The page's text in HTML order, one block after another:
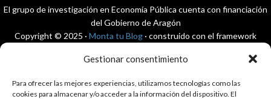
Gestionar consentimiento
Para ofrecer las mejores experiencias, utilizamos tecnologías como las
cookies para almacenar y/o acceder a la información del dispositivo. El
El grupo de investigación en Economía Pública cuenta con financiación
del Gobierno de Aragón
Copyright © 2025 · Monta tu Blog · construido con el framework
Cookies|Política de privacidad de datos
·WordPress·Acceder